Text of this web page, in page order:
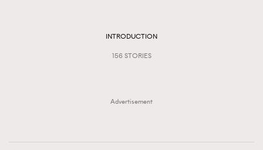
AFrenchMind
DressLikeAParisienne
#FigaroExhibition 群星力撐MF X Leung Mo《See
INTRODUCTION
156 STORIES
Advertisement